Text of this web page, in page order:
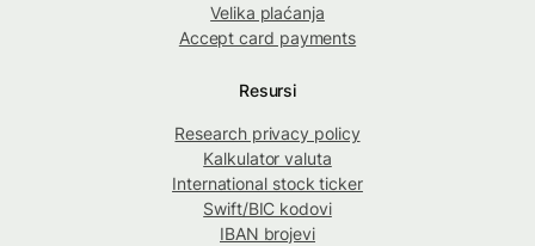
Velika plaćanja
Accept card payments
Resursi
Research privacy policy
Kalkulator valuta
International stock ticker
Swift/BIC kodovi
IBAN brojevi